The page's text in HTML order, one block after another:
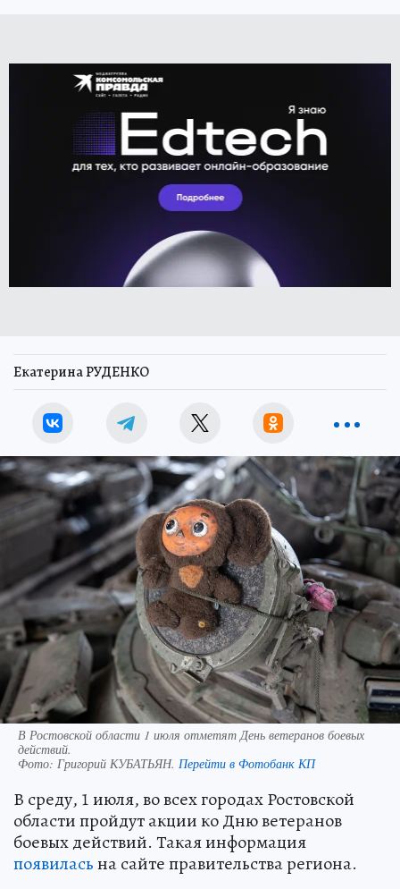
Екатерина РУДЕНКО
В Ростовской области 1 июля отметят День ветеранов боевых
действий.
Фото: Григорий КУБАТЬЯН. Перейти в Фотобанк КП
В среду, 1 июля, во всех городах Ростовской
области пройдут акции ко Дню ветеранов
боевых действий. Такая информация
появиласьна сайте правительства региона.